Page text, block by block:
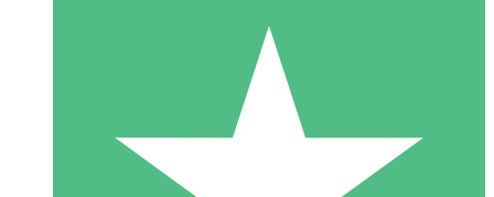
10 Descargas
20 00